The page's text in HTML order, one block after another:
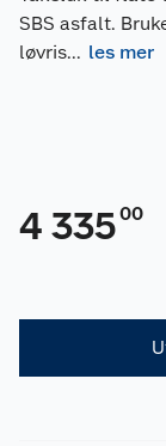
SBS asfalt.
løvris... les mer
4 33500